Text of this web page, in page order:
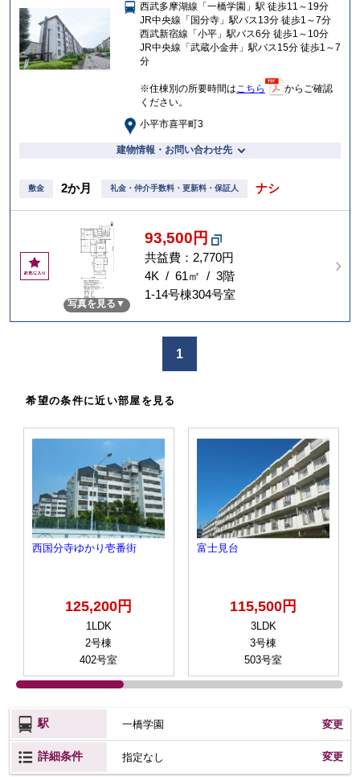
入
り
西武多摩湖線「一橋学園」駅 徒歩11～19分
JR中央線「国分寺」駅バス13分 徒歩1～7分
西武新宿線「小平」駅バス6分 徒歩1～10分
JR中央線「武蔵小金井」駅バス15分 徒歩1～7
分
※住棟別の所要時間はこちら
からご確認
ください。
小平市喜平町3
建物情報・お問い合わせ先
敷金 2か月 礼金・仲介手数料・更新料・保証人 ナシ
お
気
り
写真を見る
93,500円
共益費：2,770円
4K / 61㎡ / 3階
1-14号棟304号室
1
希望の条件に近い部屋を見る
西国分寺ゆかり壱番街
125,200円
1LDK
2号棟
402号室
富士見台
115,500円
3LDK
3号棟
503号室
駅 一橋学園 変更
詳細条件 指定なし 変更